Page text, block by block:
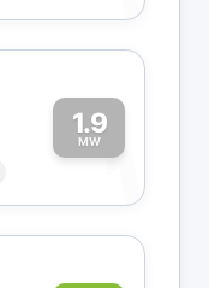
1.9
MW1